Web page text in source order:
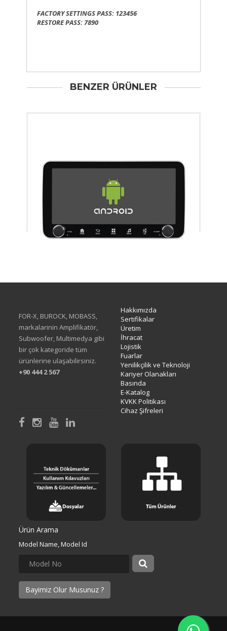
FACTORY SETTINGS PASS: 123456
RESTORE PASS: 7890
BENZER ÜRÜNLER
FOR-X, BUROCK, MOBASS,
markalarinin Amplifikatör,
Subwoofer, Multimedya gibi
bir çok kategoride tüm
ürünlerine ulaşabilirsiniz.
+90 444 2 567
Hakkımızda
Sertifikalar
Üretim
İhracat
Lojistik
Fuarlar
Yenilikçilik ve Teknoloji
Kariyer Olanakları
Basında
E-Katalog
KVKK Politikası
Cihaz Şifreleri
Ürün Arama
Model Name, Model Id
Bayimiz Olur Musunuz ?